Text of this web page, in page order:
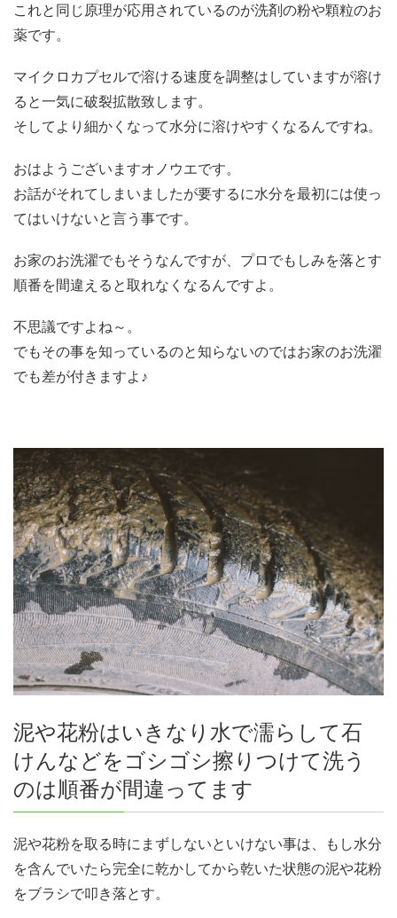
これと同じ原理が応用されているのが洗剤の粉や顆粒のお
薬です。
マイクロカプセルで溶ける速度を調整はしていますが溶け
ると一気に破裂拡散致します。
そしてより細かくなって水分に溶けやすくなるんですね。
おはようございますオノウエです。
お話がそれてしまいましたが要するに水分を最初には使っ
てはいけないと言う事です。
お家のお洗濯でもそうなんですが、プロでもしみを落とす
順番を間違えると取れなくなるんですよ。
不思議ですよね～。
でもその事を知っているのと知らないのではお家のお洗濯
でも差が付きますよ♪
泥や花粉はいきなり水で濡らして石
けんなどをゴシゴシ擦りつけて洗う
のは順番が間違ってます
泥や花粉を取る時にまずしないといけない事は、もし水分
を含んでいたら完全に乾かしてから乾いた状態の泥や花粉
をブラシで叩き落とす。